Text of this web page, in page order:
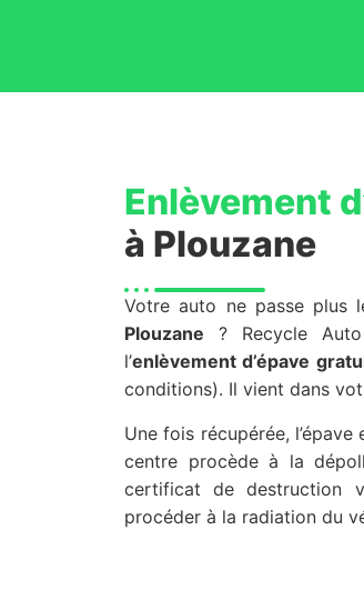
Enlèvement
à Plouzane
Votre auto ne passe plus
Plouzane ? Recycle
l’enlèvement d’épave
conditions). Il vient dans
Une fois récupérée,
centre procède à la
certificat de destruction
procéder à la radiation du